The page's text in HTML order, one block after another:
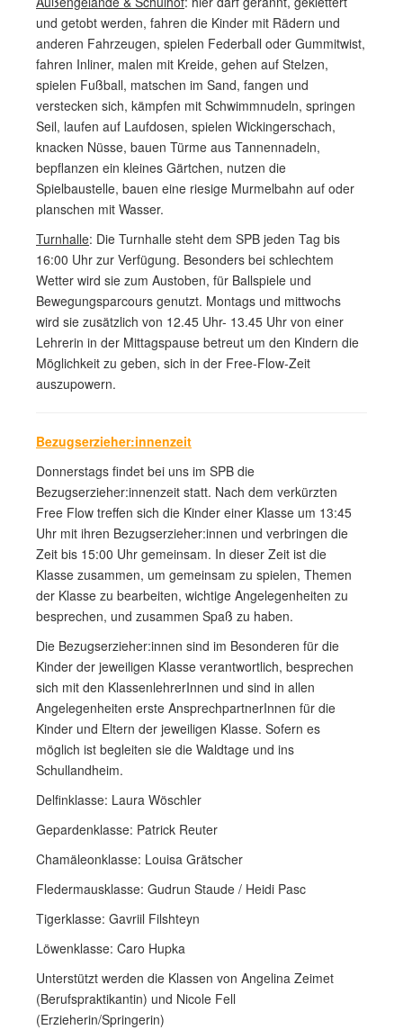
und getobt werden, fahren die Kinder mit Rädern und
anderen Fahrzeugen, spielen Federball oder Gummitwist,
fahren Inliner, malen mit Kreide, gehen auf Stelzen,
spielen Fußball, matschen im Sand, fangen und
verstecken sich, kämpfen mit Schwimmnudeln, springen
Seil, laufen auf Laufdosen, spielen Wickingerschach,
knacken Nüsse, bauen Türme aus Tannennadeln,
bepflanzen ein kleines Gärtchen, nutzen die
Spielbaustelle, bauen eine riesige Murmelbahn auf oder
planschen mit Wasser.
Turnhalle: Die Turnhalle steht dem SPB jeden Tag bis
16:00 Uhr zur Verfügung. Besonders bei schlechtem
Wetter wird sie zum Austoben, für Ballspiele und
Bewegungsparcours genutzt. Montags und mittwochs
wird sie zusätzlich von 12.45 Uhr- 13.45 Uhr von einer
Lehrerin in der Mittagspause betreut um den Kindern die
Möglichkeit zu geben, sich in der Free-Flow-Zeit
auszupowern.
Bezugserzieher:innenzeit
Donnerstags findet bei uns im SPB die
Bezugserzieher:innenzeit statt. Nach dem verkürzten
Free Flow treffen sich die Kinder einer Klasse um 13:45
Uhr mit ihren Bezugserzieher:innen und verbringen die
Zeit bis 15:00 Uhr gemeinsam. In dieser Zeit ist die
Klasse zusammen, um gemeinsam zu spielen, Themen
der Klasse zu bearbeiten, wichtige Angelegenheiten zu
besprechen, und zusammen Spaß zu haben.
Die Bezugserzieher:innen sind im Besonderen für die
Kinder der jeweiligen Klasse verantwortlich, besprechen
sich mit den KlassenlehrerInnen und sind in allen
Angelegenheiten erste AnsprechpartnerInnen für die
Kinder und Eltern der jeweiligen Klasse. Sofern es
möglich ist begleiten sie die Waldtage und ins
Schullandheim.
Delfinklasse: Laura Wöschler
Gepardenklasse: Patrick Reuter
Chamäleonklasse: Louisa Grätscher
Fledermausklasse: Gudrun Staude / Heidi Pasc
Tigerklasse: Gavriil Filshteyn
Löwenklasse: Caro Hupka
Unterstützt werden die Klassen von Angelina Zeimet
(Berufspraktikantin) und Nicole Fell
(Erzieherin/Springerin)